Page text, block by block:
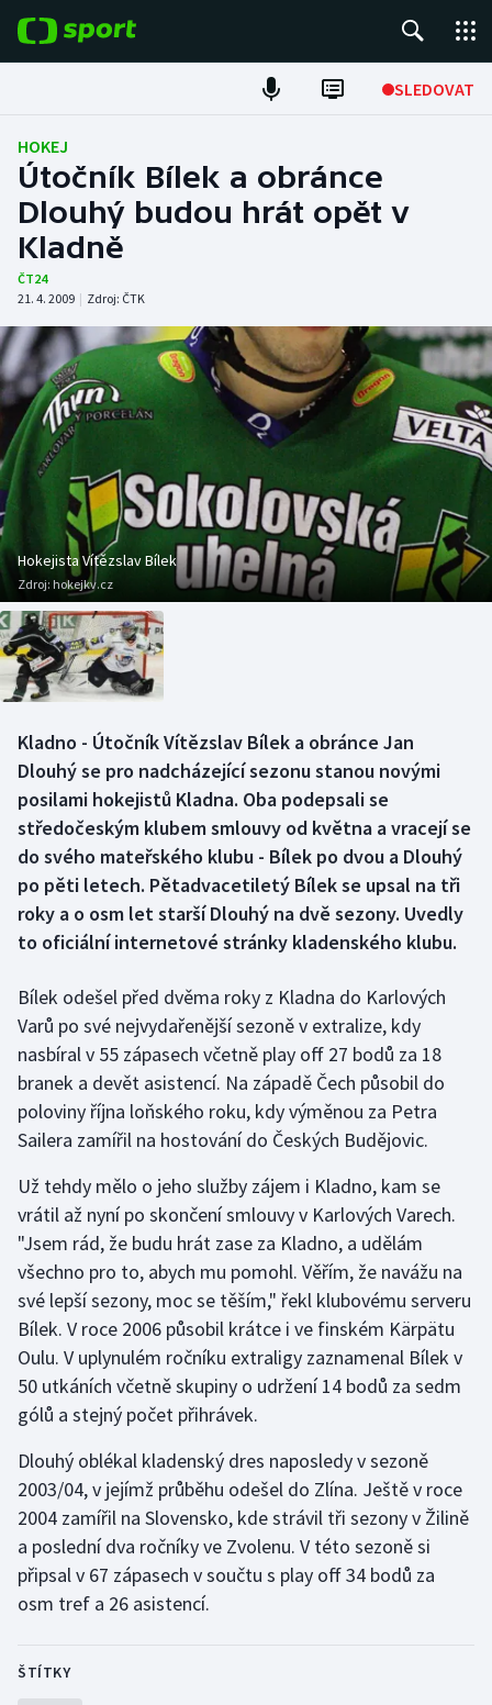
SLEDOVAT
Fotbal
Hokej
Tenis
Atletika
Cyklistika
DALŠÍ SPORTY
Americký fotbal
Baseball a softbal
Basketbal
Biatlon
Boby a skeleton
Curling
Dostihy
Florbal
Futsal
Gymnastika
Házená
Jezdectví
Judo
Krasobruslení
Lezení
Lyže a snowboard
Moderní pětiboj
Motorsport
Olympijské hry
Parasport
Plavání
Plážový volejbal
NEPŘEHLÉDNĚTE
Soutěže
Historické návraty
Aplikace ČT sport
AZ kvíz
HOKEJ
Útočník Bílek a obránce
Dlouhý budou hrát opět v
Kladně
ČT24
21. 4. 2009 | Zdroj: ČTK
Hokejista Vítězslav Bílek
Zdroj: hokejkv.cz
Kladno - Útočník Vítězslav Bílek a obránce Jan
Dlouhý se pro nadcházející sezonu stanou novými
posilami hokejistů Kladna. Oba podepsali se
středočeským klubem smlouvy od května a vracejí se
do svého mateřského klubu - Bílek po dvou a Dlouhý
po pěti letech. Pětadvacetiletý Bílek se upsal na tři
roky a o osm let starší Dlouhý na dvě sezony. Uvedly
to oficiální internetové stránky kladenského klubu.
Bílek odešel před dvěma roky z Kladna do Karlových
Varů po své nejvydařenější sezoně v extralize, kdy
nasbíral v 55 zápasech včetně play off 27 bodů za 18
branek a devět asistencí. Na západě Čech působil do
poloviny října loňského roku, kdy výměnou za Petra
Sailera zamířil na hostování do Českých Budějovic.
Už tehdy mělo o jeho služby zájem i Kladno, kam se
vrátil až nyní po skončení smlouvy v Karlových Varech.
"Jsem rád, že budu hrát zase za Kladno, a udělám
všechno pro to, abych mu pomohl. Věřím, že navážu na
své lepší sezony, moc se těším," řekl klubovému serveru
Bílek. V roce 2006 působil krátce i ve finském Kärpätu
Oulu. V uplynulém ročníku extraligy zaznamenal Bílek v
50 utkáních včetně skupiny o udržení 14 bodů za sedm
gólů a stejný počet přihrávek.
Dlouhý oblékal kladenský dres naposledy v sezoně
2003/04, v jejímž průběhu odešel do Zlína. Ještě v roce
2004 zamířil na Slovensko, kde strávil tři sezony v Žilině
a poslední dva ročníky ve Zvolenu. V této sezoně si
připsal v 67 zápasech v součtu s play off 34 bodů za
osm tref a 26 asistencí.
ŠTÍTKY